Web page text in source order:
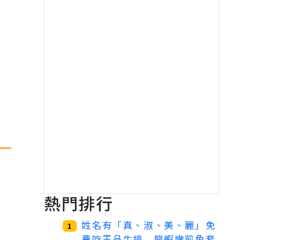
熱門排行
1
姓名有「真、淑、美、麗」免